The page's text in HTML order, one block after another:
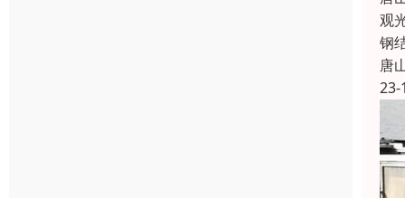
观
钢
唐
23-